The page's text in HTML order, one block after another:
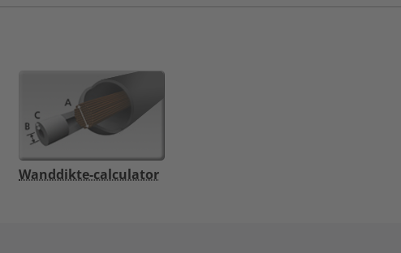
Wanddikte-calculator